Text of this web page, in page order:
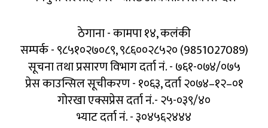
ठेगाना - कामपा १४, कलंकी
सम्पर्क - ९८५१०२७०८९, ९८६००२८५२० (9851027089)
सूचना तथा प्रसारण विभाग दर्ता नं. - ७६१-०७४/०७५
प्रेस काउन्सिल सूचीकरण - १०६३, दर्ता २०७४–१२–०१
गोरखा एक्सप्रेस दर्ता नं.- २५-०३९/४०
भ्याट दर्ता नं. - ३०४५६२४४४